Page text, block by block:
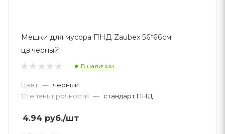
Мешки для мусора ПНД Zaubex 56*66см
цв.черный
В наличии
Цвет — черный
Степень прочности — стандарт ПНД
4.94 руб./шт